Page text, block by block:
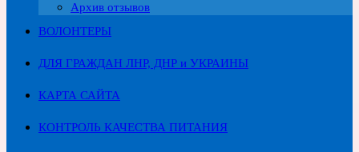
Архив отзывов
ВОЛОНТЕРЫ
ДЛЯ ГРАЖДАН ЛНР, ДНР и УКРАИНЫ
КАРТА САЙТА
КОНТРОЛЬ КАЧЕСТВА ПИТАНИЯ